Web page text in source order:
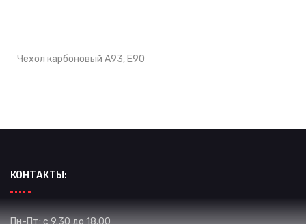
Чехол карбоновый А93, Е90
КОНТАКТЫ: